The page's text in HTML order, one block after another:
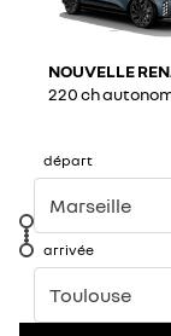
NOUVELLE
220 ch
départ
arrivée